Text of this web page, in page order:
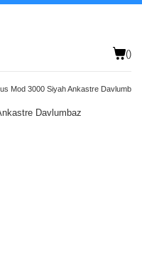
()
Mod 3000 Siyah Ankastre Davlumbaz